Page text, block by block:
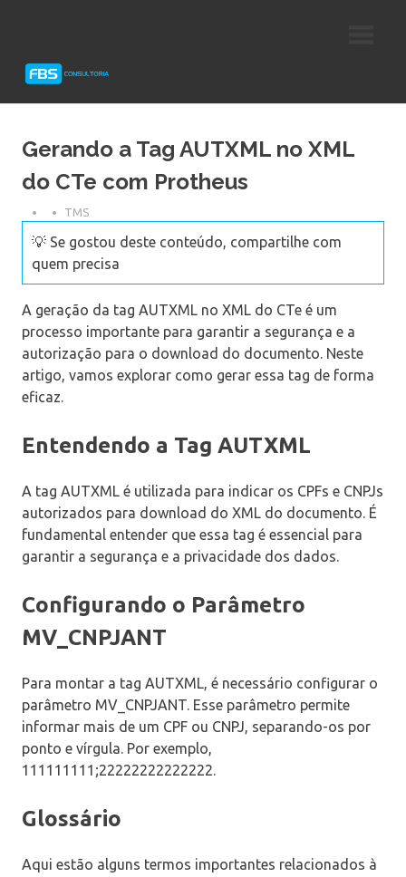
Protheus
Gerando a Tag AUTXML no XML
do CTe com Protheus
TMS
💡 Se gostou deste conteúdo, compartilhe com
quem precisa
A geração da tag AUTXML no XML do CTe é um
processo importante para garantir a segurança e a
autorização para o download do documento. Neste
artigo, vamos explorar como gerar essa tag de forma
eficaz.
Entendendo a Tag AUTXML
A tag AUTXML é utilizada para indicar os CPFs e CNPJs
autorizados para download do XML do documento. É
fundamental entender que essa tag é essencial para
garantir a segurança e a privacidade dos dados.
Configurando o Parâmetro
MV_CNPJANT
Para montar a tag AUTXML, é necessário configurar o
parâmetro MV_CNPJANT. Esse parâmetro permite
informar mais de um CPF ou CNPJ, separando-os por
ponto e vírgula. Por exemplo,
111111111;22222222222222.
Glossário
Aqui estão alguns termos importantes relacionados à